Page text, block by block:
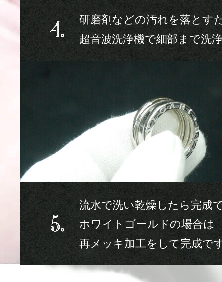
研磨剤などの汚れを落とす
超音波洗浄機で細部まで洗
流水で洗い乾燥したら完成
ホワイトゴールドの場合は
再メッキ加工をして完成で